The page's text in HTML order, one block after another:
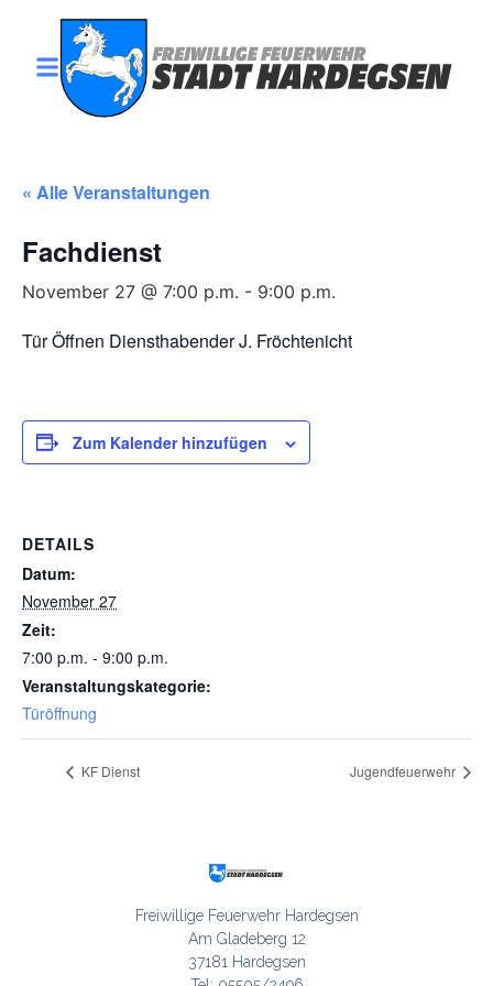
« Alle Veranstaltungen
Fachdienst
November 27 @ 7:00 p.m. - 9:00 p.m.
Tür Öffnen Diensthabender J. Fröchtenicht
Zum Kalender hinzufügen
DETAILS
Datum:
November 27
Zeit:
7:00 p.m. - 9:00 p.m.
Veranstaltungskategorie:
Türöffnung
KF Dienst Jugendfeuerwehr
Freiwillige Feuerwehr Hardegsen
Am Gladeberg 12
37181 Hardegsen